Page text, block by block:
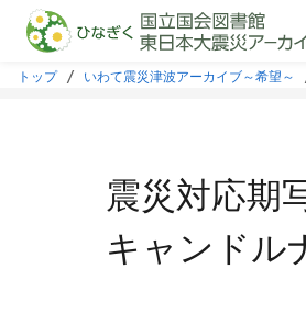
本文に飛ぶ
トップ いわて震災津波アーカイブ～希望～
震災対応期
キャンドル